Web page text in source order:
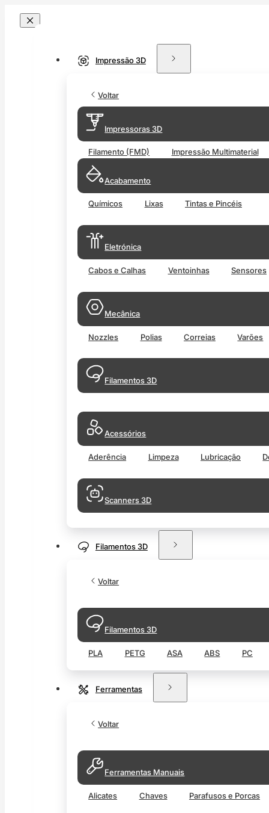
Impressão 3D
Voltar
Impressoras 3D
Filamento (FMD) Impressão Multimaterial
Acabamento
Químicos Lixas Tintas e Pincéis
Eletrónica
Cabos e Calhas Ventoinhas Sensores
Mecânica
Nozzles Polias Correias Varões
Filamentos 3D
Acessórios
Aderência Limpeza Lubricação
Scanners 3D
Filamentos 3D
Voltar
Filamentos 3D
PLA PETG ASA ABS PC
Ferramentas
Voltar
Ferramentas Manuais
Alicates Chaves Parafusos e Porcas